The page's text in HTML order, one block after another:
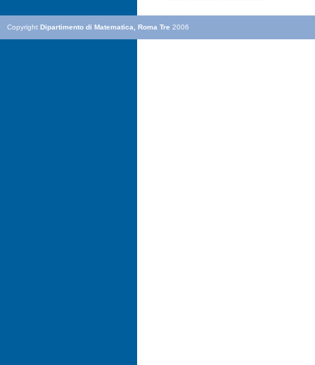
Copyright Dipartimento di Matematica, Roma Tre 2006